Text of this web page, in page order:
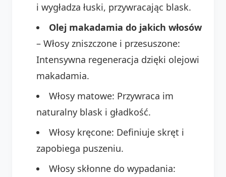
i wygładza łuski, przywracając blask.
Olej makadamia do jakich włosów
– Włosy zniszczone i przesuszone:
Intensywna regeneracja dzięki olejowi
makadamia.
Włosy matowe: Przywraca im
naturalny blask i gładkość.
Włosy kręcone: Definiuje skręt i
zapobiega puszeniu.
Włosy skłonne do wypadania: